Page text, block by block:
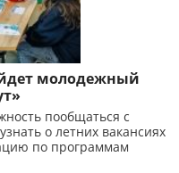
молодежный
пообщаться с
о летних вакансиях
по программам